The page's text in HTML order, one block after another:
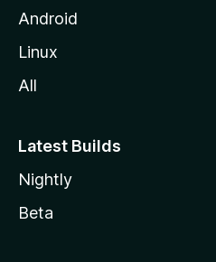
Android
Linux
All
Latest Builds
Nightly
Beta